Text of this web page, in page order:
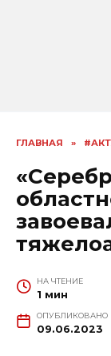
ГЛАВНАЯ »
НА ЧТЕНИЕ
1 мин
ОПУБЛИКОВАНО
09.06.2023